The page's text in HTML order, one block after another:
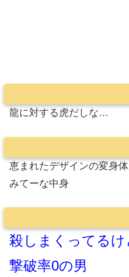
龍に対する虎だしな…
恵まれたデザインの変身
みてーな中身
殺しまくってる
撃破率0の男